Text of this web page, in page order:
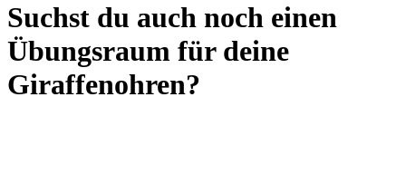
Suchst du auch noch einen
Übungsraum für deine
Giraffenohren?